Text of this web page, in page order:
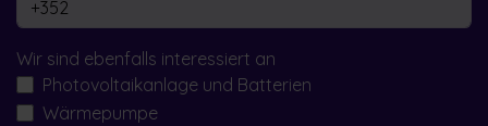
Wir sind ebenfalls interessiert an
Photovoltaikanlage und Batterien
Wärmepumpe